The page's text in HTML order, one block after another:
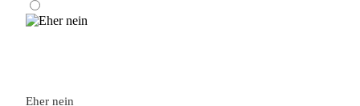
Eher nein